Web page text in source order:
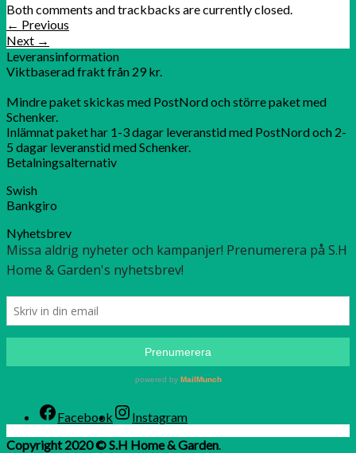
Both comments and trackbacks are currently closed.
← Previous
Next →
Leveransinformation
Viktbaserad frakt från 29 kr.
Mindre paket skickas med PostNord och större paket med
Schenker.
Inlämnat paket har 1-3 dagar leveranstid med PostNord och 2-
5 dagar leveranstid med Schenker.
Betalningsalternativ
Swish
Bankgiro
Nyhetsbrev
Facebook
Instagram
Copyright 2020 © S.H Home & Garden.